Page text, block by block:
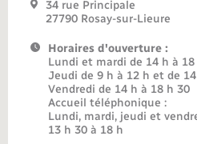
34 rue Principale
27790 Rosay-sur-Lieure
Horaires d'ouverture :
Lundi et mardi de 14 h à 18
Jeudi de 9 h à 12 h et de
Vendredi de 14 h à 18 h 30
Accueil téléphonique :
Lundi, mardi, jeudi et
13 h 30 à 18 h